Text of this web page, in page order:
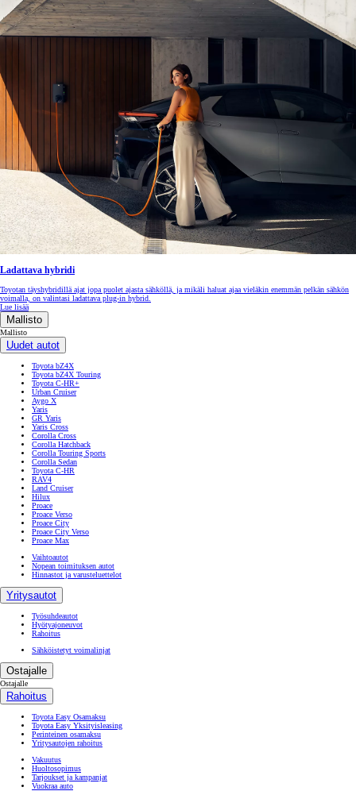
Ladattava hybridi
Toyotan täyshybridillä ajat jopa puolet ajasta sähköllä, ja mikäli haluat ajaa vieläkin enemmän pelkän sähkön
voimalla, on valintasi ladattava plug-in hybrid.
Lue lisää
Mallisto
Mallisto
Uudet autot
Toyota bZ4X
Toyota bZ4X Touring
Toyota C-HR+
Urban Cruiser
Aygo X
Yaris
GR Yaris
Yaris Cross
Corolla Cross
Corolla Hatchback
Corolla Touring Sports
Corolla Sedan
Toyota C-HR
RAV4
Land Cruiser
Hilux
Proace
Proace Verso
Proace City
Proace City Verso
Proace Max
Vaihtoautot
Nopean toimituksen autot
Hinnastot ja varusteluettelot
Yritysautot
Työsuhdeautot
Hyötyajoneuvot
Rahoitus
Sähköistetyt voimalinjat
Ostajalle
Ostajalle
Rahoitus
Toyota Easy Osamaksu
Toyota Easy Yksityisleasing
Perinteinen osamaksu
Yritysautojen rahoitus
Vakuutus
Huoltosopimus
Tarjoukset ja kampanjat
Vuokraa auto